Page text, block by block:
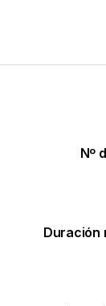
Nº
Duración